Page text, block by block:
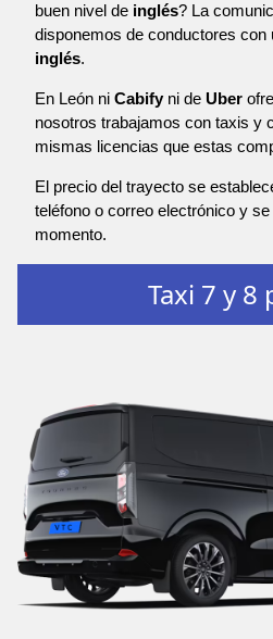
buen nivel de inglés? La
disponemos de conductores con
inglés.
En León ni Cabify ni de Uber
nosotros trabajamos con taxis y
mismas licencias que estas
El precio del trayecto se
teléfono o correo electrónico y
momento.
Taxi 7 y 8